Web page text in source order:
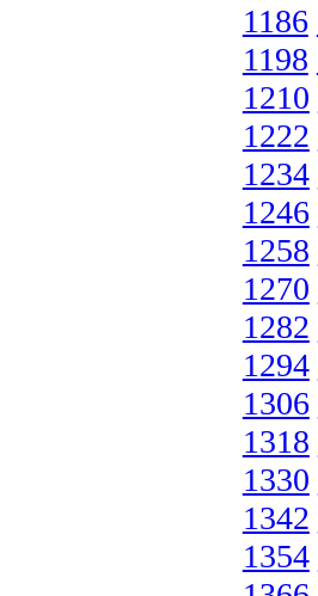
1186
1198
1210
1222
1234
1246
1258
1270
1282
1294
1306
1318
1330
1342
1354